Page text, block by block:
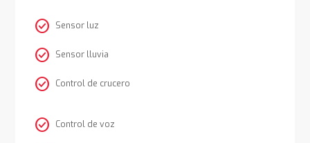
check_circle Sensor luz
check_circle Sensor lluvia
check_circle Control de crucero
check_circle Control de voz